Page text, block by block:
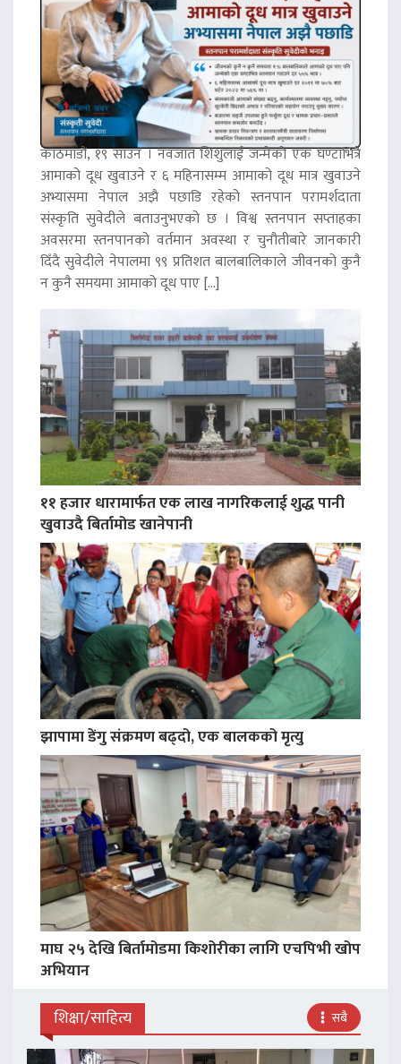
काठमाडौं, १९ साउन । नवजात शिशुलाई जन्मेको एक घण्टाभित्रै
आमाको दूध खुवाउने र ६ महिनासम्म आमाको दूध मात्र खुवाउने
अभ्यासमा नेपाल अझै पछाडि रहेको स्तनपान परामर्शदाता
संस्कृति सुवेदीले बताउनुभएको छ । विश्व स्तनपान सप्ताहका
अवसरमा स्तनपानको वर्तमान अवस्था र चुनौतीबारे जानकारी
दिँदै सुवेदीले नेपालमा ९९ प्रतिशत बालबालिकाले जीवनको कुनै
न कुनै समयमा आमाको दूध पाए […]
११ हजार धारामार्फत एक लाख नागरिकलाई शुद्ध पानी
खुवाउदै बिर्तामोड खानेपानी
झापामा डेंगु संक्रमण बढ्दो, एक बालकको मृत्यु
माघ २५ देखि बिर्तामोडमा किशोरीका लागि एचपिभी खोप
अभियान
शिक्षा/साहित्य सबै